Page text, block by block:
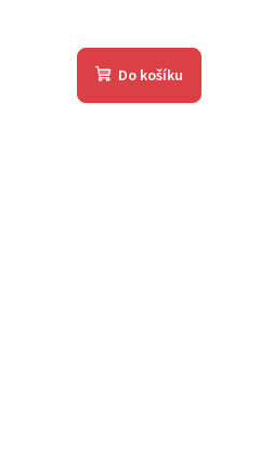
Do košíku